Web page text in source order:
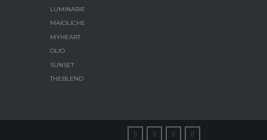
LUMINARIE
MAIOLICHE
MYHEART
OLIO
SUNSET
THEBLEND